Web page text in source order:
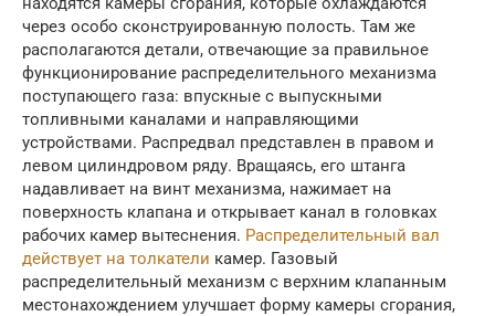
через особо сконструированную полость. Там же
располагаются детали, отвечающие за правильное
функционирование распределительного механизма
поступающего газа: впускные с выпускными
топливными каналами и направляющими
устройствами. Распредвал представлен в правом и
левом цилиндровом ряду. Вращаясь, его штанга
надавливает на винт механизма, нажимает на
поверхность клапана и открывает канал в головках
рабочих камер вытеснения. Распределительный вал
действует на толкатели камер. Газовый
распределительный механизм с верхним клапанным
местонахождением улучшает форму камеры сгорания,